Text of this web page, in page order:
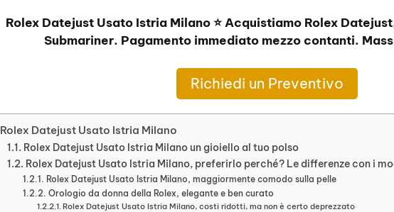
Rolex Datejust Usato Istria Milano ⭐ Acquistiamo Rolex
Submariner. Pagamento immediato mezzo contanti.
Richiedi un Preventivo
Rolex Datejust Usato Istria Milano
Rolex Datejust Usato Istria Milano un gioiello al tuo polso
Rolex Datejust Usato Istria Milano, preferirlo perché? Le differenze con i
Rolex Datejust Usato Istria Milano, maggiormente comodo sulla pelle
Orologio da donna della Rolex, elegante e ben curato
Rolex Datejust Usato Istria Milano, costi ridotti, ma non è certo deprezzato